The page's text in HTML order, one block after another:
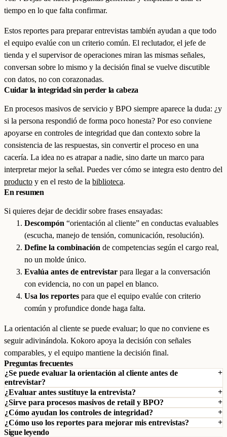
tiempo en lo que falta confirmar.
Estos reportes para preparar entrevistas también ayudan a que todo
el equipo evalúe con un criterio común. El reclutador, el jefe de
tienda y el supervisor de operaciones miran las mismas señales,
conversan sobre lo mismo y la decisión final se vuelve discutible
con datos, no con corazonadas.
Cuidar la integridad sin perder la cabeza
En procesos masivos de servicio y BPO siempre aparece la duda: ¿y
si la persona respondió de forma poco honesta? Por eso conviene
apoyarse en controles de integridad que dan contexto sobre la
consistencia de las respuestas, sin convertir el proceso en una
cacería. La idea no es atrapar a nadie, sino darte un marco para
interpretar mejor la señal. Puedes ver cómo se integra esto dentro del
producto y en el resto de la biblioteca.
En resumen
Si quieres dejar de decidir sobre frases ensayadas:
Descompón “orientación al cliente” en conductas evaluables
(escucha, manejo de tensión, comunicación, resolución).
Define la combinación de competencias según el cargo real,
no un molde único.
Evalúa antes de entrevistar para llegar a la conversación
con evidencia, no con un papel en blanco.
Usa los reportes para que el equipo evalúe con criterio
común y profundice donde haga falta.
La orientación al cliente se puede evaluar; lo que no conviene es
seguir adivinándola. Kokoro apoya la decisión con señales
comparables, y el equipo mantiene la decisión final.
Preguntas frecuentes
¿Se puede evaluar la orientación al cliente antes de
entrevistar?
¿Evaluar antes sustituye la entrevista?
¿Sirve para procesos masivos de retail y BPO?
¿Cómo ayudan los controles de integridad?
¿Cómo uso los reportes para mejorar mis entrevistas?
Sigue leyendo